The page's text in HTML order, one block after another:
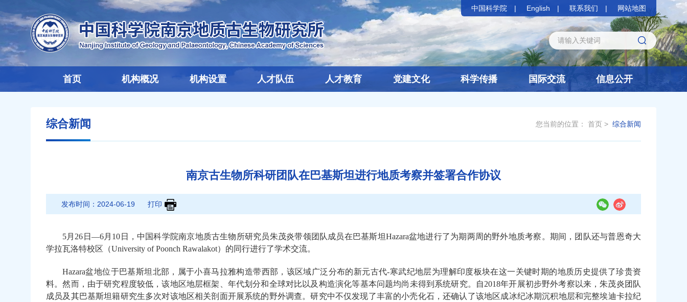
中国科学院 English 联系我们 网站地图
首页 机构概况 机构设置 人才队伍 人才教育 党建文化 科学传播 国际交流 信息公开
综合新闻 您当前的位置： 首页 > 综合新闻
南京古生物所科研团队在巴基斯坦进行地质考察并签署合作协议
发布时间： 2024-06-19 打印
5月 26 日—6月 10 日，中国科学院南京地质古生物所研究员朱茂炎带领团队成员在巴基斯坦Hazara盆地进行了为期两周的野外地质考察 。 期间，团队还与普恩奇大
学拉瓦洛特校区 （University of Poonch Rawalakot） 的同行进行了学术交流。
Hazara盆地位于巴基斯坦北部，属于小喜马拉雅构造带西部，该区域广泛分布的新元古代-寒武纪地层为理解印度板块在这一关键时期的地质历史提供了珍贵资
料。然而，由于研究程度较低，该地区地层框架、年代划分和全球对比以及构造演化等基本问题均尚未得到系统研究。自2018年开展初步野外考察以来，朱茂炎团队
成员及其巴基斯坦籍研究生多次对该地区相关剖面开展系统的野外调查。研究中不仅发现了丰富的小壳化石，还确认了该地区成冰纪冰期沉积地层和完整埃迪卡拉纪